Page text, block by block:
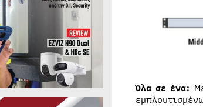
Όλα σε ένα: